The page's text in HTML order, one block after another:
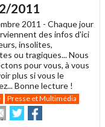
2011
2011 - Chaque jour
des infos d'ici
insolites,
ou tragiques... Nous
pour vous, à vous
plus si vous le
Bonne lecture !
Presse et Multimédia
EnvoyerPartager
sur sur